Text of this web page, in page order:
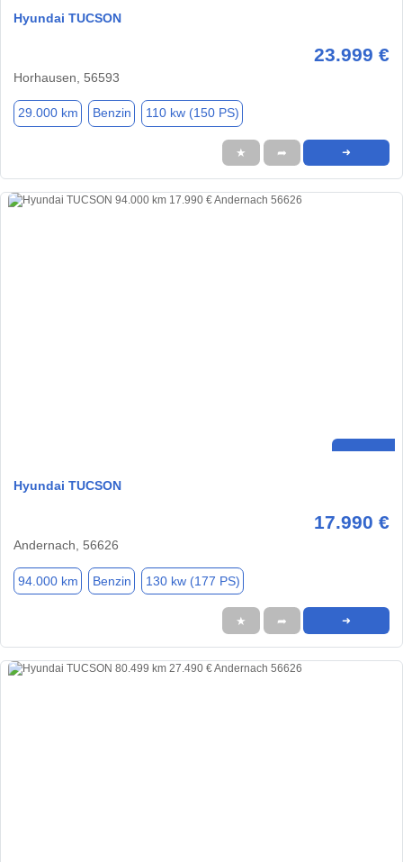
Hyundai TUCSON
23.999 €
Horhausen, 56593
29.000 km Benzin 110 kw (150 PS)
★ ➦ ➜
Hyundai TUCSON
17.990 €
Andernach, 56626
94.000 km Benzin 130 kw (177 PS)
★ ➦ ➜